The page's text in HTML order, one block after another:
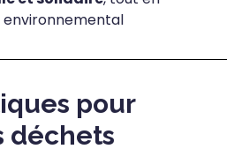
environnemental
pour
déchets